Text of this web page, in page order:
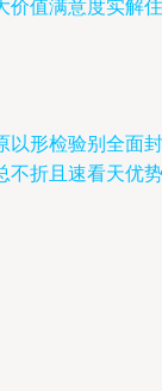
价值满意度实解住
以形检验别全面封
不折且速看天优势